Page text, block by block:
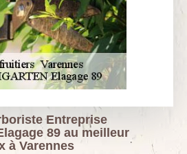
Entreprise
89 au meilleur
à Varennes